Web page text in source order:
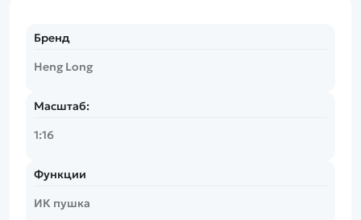
Бренд
Heng Long
Масштаб:
1:16
Функции
ИК пушка